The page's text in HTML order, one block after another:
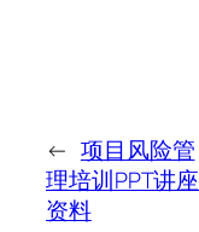
← 项目风险管
理培训PPT讲座
资料